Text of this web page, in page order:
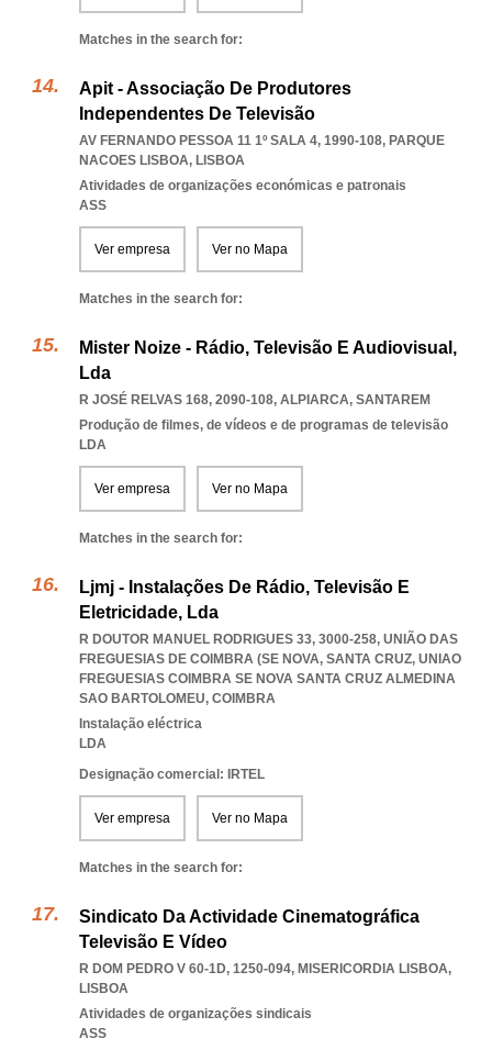
Matches in the search for:
Apit - Associação De Produtores
Independentes De Televisão
AV FERNANDO PESSOA 11 1º SALA 4, 1990-108, PARQUE
NACOES LISBOA, LISBOA
Atividades de organizações económicas e patronais
ASS
Ver empresa Ver no Mapa
Matches in the search for:
Mister Noize - Rádio, Televisão E Audiovisual,
Lda
R JOSÉ RELVAS 168, 2090-108, ALPIARCA, SANTAREM
Produção de filmes, de vídeos e de programas de televisão
LDA
Ver empresa Ver no Mapa
Matches in the search for:
Ljmj - Instalações De Rádio, Televisão E
Eletricidade, Lda
R DOUTOR MANUEL RODRIGUES 33, 3000-258, UNIÃO DAS
FREGUESIAS DE COIMBRA (SE NOVA, SANTA CRUZ, UNIAO
FREGUESIAS COIMBRA SE NOVA SANTA CRUZ ALMEDINA
SAO BARTOLOMEU, COIMBRA
Instalação eléctrica
LDA
Designação comercial: IRTEL
Ver empresa Ver no Mapa
Matches in the search for:
Sindicato Da Actividade Cinematográfica
Televisão E Vídeo
R DOM PEDRO V 60-1D, 1250-094, MISERICORDIA LISBOA,
LISBOA
Atividades de organizações sindicais
ASS